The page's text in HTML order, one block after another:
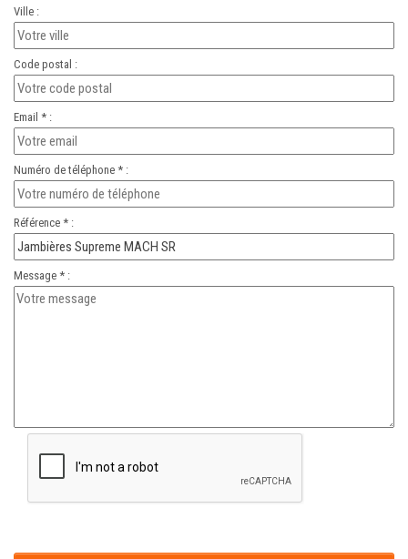
Ville :
Code postal :
Email * :
Numéro de téléphone * :
Référence * :
Message * :